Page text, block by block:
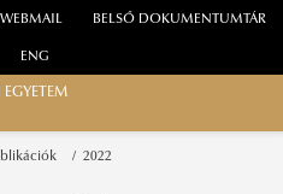
WEBMAIL BELSŐ DOKUMENTUMTÁR
ENG
2022